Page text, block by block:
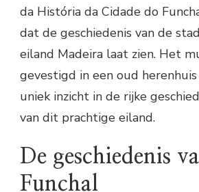
da História da Cidade do
dat de geschiedenis van de
eiland Madeira laat zien. Het
gevestigd in een oud
uniek inzicht in de rijke
van dit prachtige eiland.
De geschiedenis
Funchal